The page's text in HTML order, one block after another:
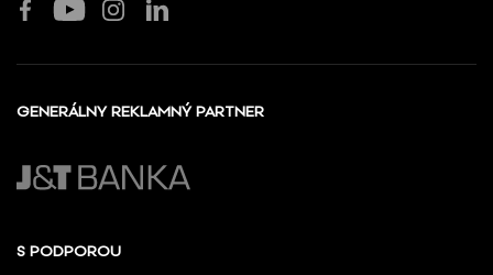
GENERÁLNY REKLAMNÝ PARTNER
S PODPOROU